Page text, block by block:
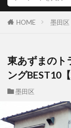
HOME 墨田区
東あずまの
ングBEST10
墨田区